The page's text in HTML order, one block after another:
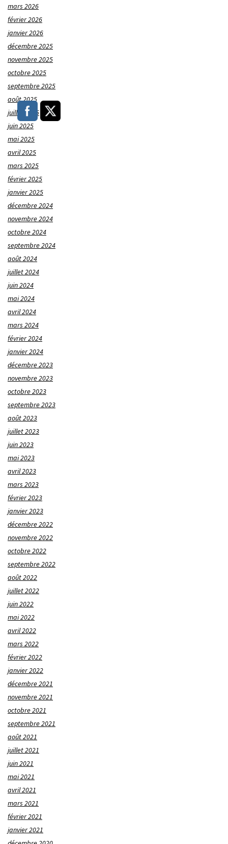
mars 2026
février 2026
janvier 2026
décembre 2025
novembre 2025
octobre 2025
septembre 2025
août 2025
juillet 2025
juin 2025
mai 2025
avril 2025
mars 2025
février 2025
janvier 2025
décembre 2024
novembre 2024
octobre 2024
septembre 2024
août 2024
juillet 2024
juin 2024
mai 2024
avril 2024
mars 2024
février 2024
janvier 2024
décembre 2023
novembre 2023
octobre 2023
septembre 2023
août 2023
juillet 2023
juin 2023
mai 2023
avril 2023
mars 2023
février 2023
janvier 2023
décembre 2022
novembre 2022
octobre 2022
septembre 2022
août 2022
juillet 2022
juin 2022
mai 2022
avril 2022
mars 2022
février 2022
janvier 2022
décembre 2021
novembre 2021
octobre 2021
septembre 2021
août 2021
juillet 2021
juin 2021
mai 2021
avril 2021
mars 2021
février 2021
janvier 2021